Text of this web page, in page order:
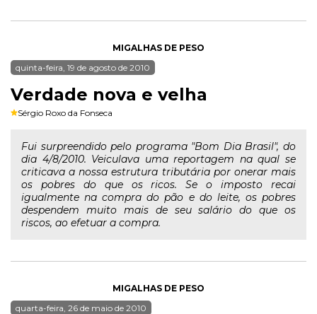
MIGALHAS DE PESO
quinta-feira, 19 de agosto de 2010
Verdade nova e velha
Sérgio Roxo da Fonseca
Fui surpreendido pelo programa "Bom Dia Brasil", do
dia 4/8/2010. Veiculava uma reportagem na qual se
criticava a nossa estrutura tributária por onerar mais
os pobres do que os ricos. Se o imposto recai
igualmente na compra do pão e do leite, os pobres
despendem muito mais de seu salário do que os
riscos, ao efetuar a compra.
MIGALHAS DE PESO
quarta-feira, 26 de maio de 2010